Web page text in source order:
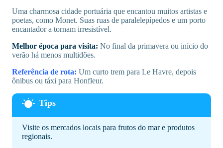
Uma charmosa cidade portuária que encantou muitos artistas e
poetas, como Monet. Suas ruas de paralelepípedos e um porto
encantador a tornam irresistível.
Melhor época para visita: No final da primavera ou início do
verão há menos multidões.
Referência de rota: Um curto trem para Le Havre, depois
ônibus ou táxi para Honfleur.
Visite os mercados locais para frutos do mar e produtos
regionais.